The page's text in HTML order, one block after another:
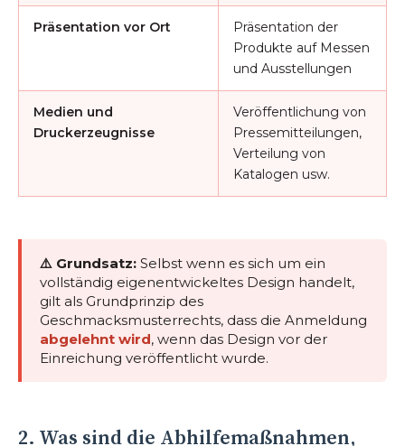
Präsentation vor Ort
Präsentation der
Produkte auf Messen
und Ausstellungen
Medien und
Druckerzeugnisse
Veröffentlichung von
Pressemitteilungen,
Verteilung von
Katalogen usw.
⚠️ Grundsatz: Selbst wenn es sich um ein
vollständig eigenentwickeltes Design handelt,
gilt als Grundprinzip des
Geschmacksmusterrechts, dass die Anmeldung
abgelehnt wird, wenn das Design vor der
Einreichung veröffentlicht wurde.
2. Was sind die Abhilfemaßnahmen,